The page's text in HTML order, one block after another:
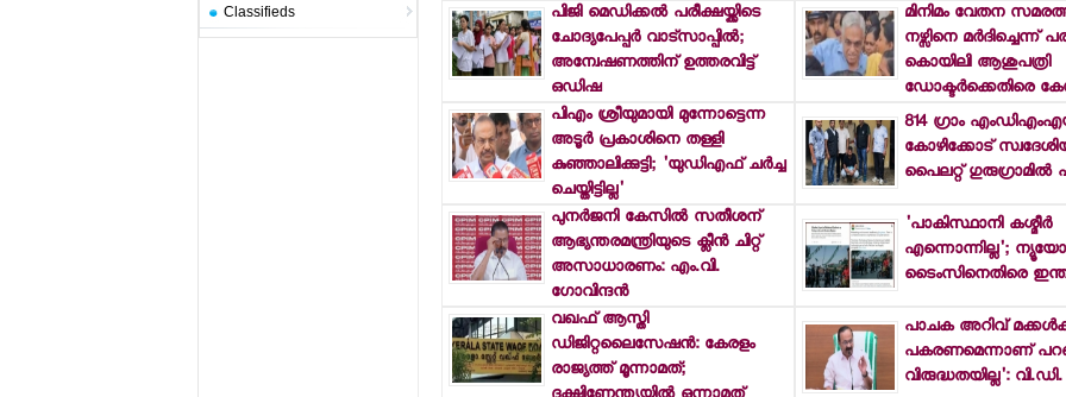
Classifieds
പിജി മെഡിക്കല്‍ പരീക്ഷയ്ക്കിടെ
ചോദ്യപേപ്പര്‍ വാട്സാപ്പില്‍;
അന്വേഷണത്തിന് ഉത്തരവിട്ട്
ഒഡിഷ
മിനിമം വേതന
നഴ്സിനെ മര്‍ദിച്ചെന്ന്
കൊയിലി ആശുപത്രി
ഡോക്ടര്‍ക്കെതിരെ
പിഎം ശ്രീയുമായി മുന്നോട്ടെന്ന
അടൂര്‍ പ്രകാശിനെ തള്ളി
കുഞ്ഞാലിക്കുട്ടി; 'യുഡിഎഫ് ചര്‍ച്ച
ചെയ്തിട്ടില്ല'
814 ഗ്രാം
കോഴിക്കോട്
പൈലറ്റ് ഗുരുഗ്രാമില്‍
പുനര്‍ജനി കേസില്‍ സതീശന്
ആഭ്യന്തരമന്ത്രിയുടെ ക്ലീന്‍ ചിറ്റ്
അസാധാരണം: എം.വി.
ഗോവിന്ദന്‍
'പാകിസ്ഥാനി കശ്മീര്‍
എന്നൊന്നില്ല';
ടൈംസിനെതിരെ
വഖഫ് ആസ്തി
ഡിജിറ്റലൈസേഷന്‍: കേരളം
രാജ്യത്ത് മൂന്നാമത്;
പാചക അറിവ്
പകരണമെന്നാണ്
വിരുദ്ധതയില്ല':